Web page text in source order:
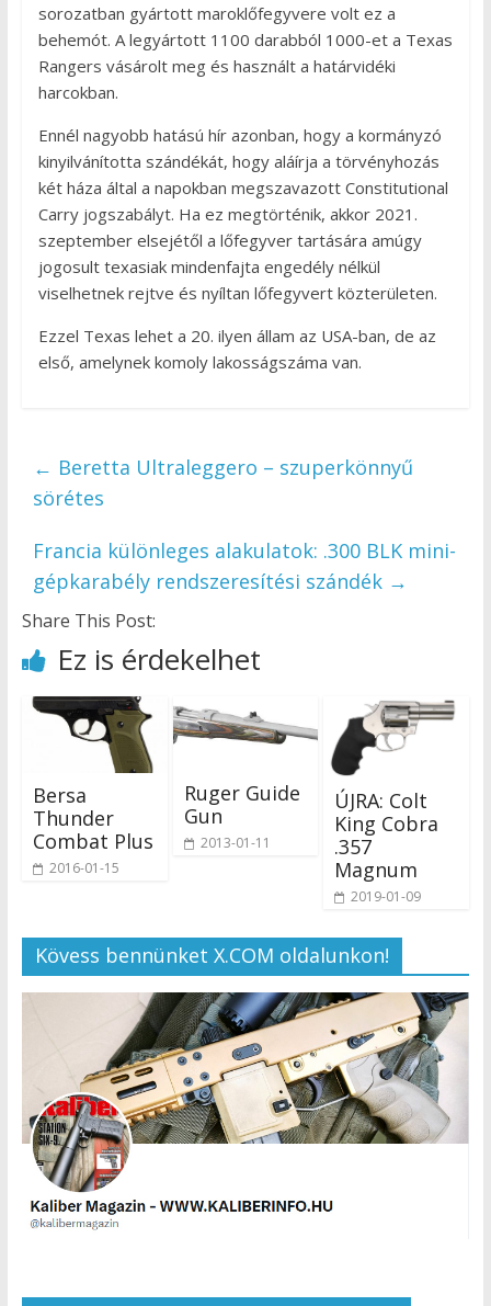
sorozatban gyártott maroklőfegyvere volt ez a
behemót. A legyártott 1100 darabból 1000-et a Texas
Rangers vásárolt meg és használt a határvidéki
harcokban.
Ennél nagyobb hatású hír azonban, hogy a kormányzó
kinyilvánította szándékát, hogy aláírja a törvényhozás
két háza által a napokban megszavazott Constitutional
Carry jogszabályt. Ha ez megtörténik, akkor 2021.
szeptember elsejétől a lőfegyver tartására amúgy
jogosult texasiak mindenfajta engedély nélkül
viselhetnek rejtve és nyíltan lőfegyvert közterületen.
Ezzel Texas lehet a 20. ilyen állam az USA-ban, de az
első, amelynek komoly lakosságszáma van.
← Beretta Ultraleggero – szuperkönnyű
sörétes
Francia különleges alakulatok: .300 BLK mini-
gépkarabély rendszeresítési szándék →
Share This Post:
Ez is érdekelhet
Bersa
Thunder
Combat Plus
2016-01-15
Ruger Guide
Gun
2013-01-11
ÚJRA: Colt
King Cobra
.357
Magnum
2019-01-09
Kövess bennünket X.COM oldalunkon!